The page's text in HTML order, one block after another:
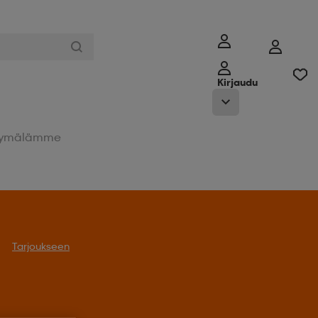
Kirjaudu
Tarjoukseen